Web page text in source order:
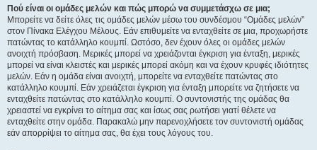
Πού είναι οι ομάδες μελών και πώς μπορώ να συμμετάσχω σε μια;
Μπορείτε να δείτε όλες τις ομάδες μελών μέσω του συνδέσμου “Ομάδες μελών”
στον Πίνακα Ελέγχου Μέλους. Εάν επιθυμείτε να ενταχθείτε σε μια, προχωρήστε
πατώντας το κατάλληλο κουμπί. Ωστόσο, δεν έχουν όλες οι ομάδες μελών
ανοιχτή πρόσβαση. Μερικές μπορεί να χρειάζονται έγκριση για ένταξη, μερικές
μπορεί να είναι κλειστές και μερικές μπορεί ακόμη και να έχουν κρυφές ιδιότητες
μελών. Εάν η ομάδα είναι ανοιχτή, μπορείτε να ενταχθείτε πατώντας στο
κατάλληλο κουμπί. Εάν χρειάζεται έγκριση για ένταξη μπορείτε να ζητήσετε να
ενταχθείτε πατώντας στο κατάλληλο κουμπί. Ο συντονιστής της ομάδας θα
χρειαστεί να εγκρίνει το αίτημα σας και ίσως σας ρωτήσει γιατί θέλετε να
ενταχθείτε στην ομάδα. Παρακαλώ μην παρενοχλήσετε τον συντονιστή ομάδας
εάν απορρίψει το αίτημα σας, θα έχει τους λόγους του.